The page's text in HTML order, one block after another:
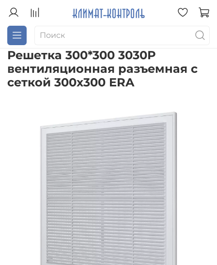
Решетка 300*300 3030Р
вентиляционная разъемная с
сеткой 300х300 ERA